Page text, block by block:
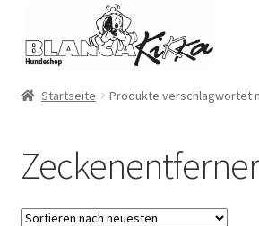
Navigation
springen
Inhalt
springen
Startseite Produkte verschlagwortet
Zeckenentferner